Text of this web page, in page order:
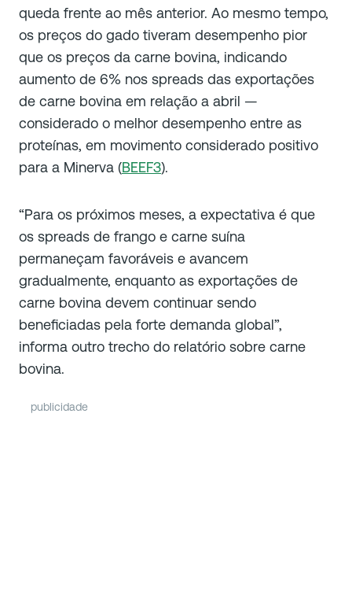
queda frente ao mês anterior. Ao mesmo tempo,
os preços do gado tiveram desempenho pior
que os preços da carne bovina, indicando
aumento de 6% nos spreads das exportações
de carne bovina em relação a abril —
considerado o melhor desempenho entre as
proteínas, em movimento considerado positivo
para a Minerva (BEEF3).
“Para os próximos meses, a expectativa é que
os spreads de frango e carne suína
permaneçam favoráveis e avancem
gradualmente, enquanto as exportações de
carne bovina devem continuar sendo
beneficiadas pela forte demanda global”,
informa outro trecho do relatório sobre carne
bovina.
publicidade